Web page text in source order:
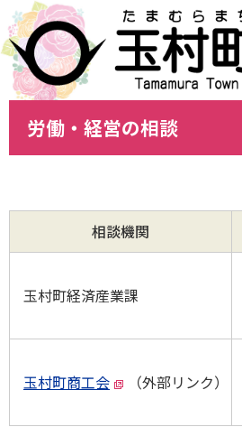
労働・経営の相談
相談機関
玉村町経済産業課
玉村町商工会 （外部リンク）